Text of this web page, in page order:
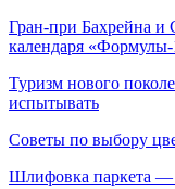
Гран-при Бахрейна и
календаря
Туризм нового
испытывать
Советы по выбору
Шлифовка паркета —